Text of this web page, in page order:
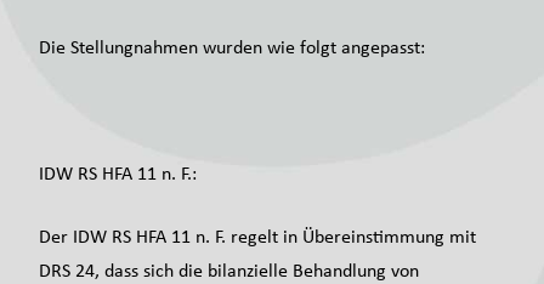
Die Stellungnahmen wurden wie folgt angepasst:
IDW RS HFA 11 n. F.:
Der IDW RS HFA 11 n. F. regelt in Übereinstimmung mit
DRS 24, dass sich die bilanzielle Behandlung von